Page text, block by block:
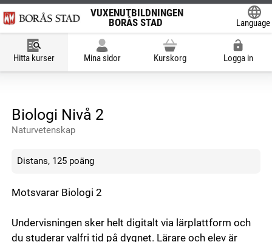
VUXENUTBILDNINGEN
BORÅS STAD
Language
Hitta kurser Mina sidor Kurskorg Logga in
Biologi Nivå 2
Naturvetenskap
Distans, 125 poäng
Motsvarar Biologi 2
Undervisningen sker helt digitalt via lärplattform och
du studerar valfri tid på dygnet. Lärare och elev är